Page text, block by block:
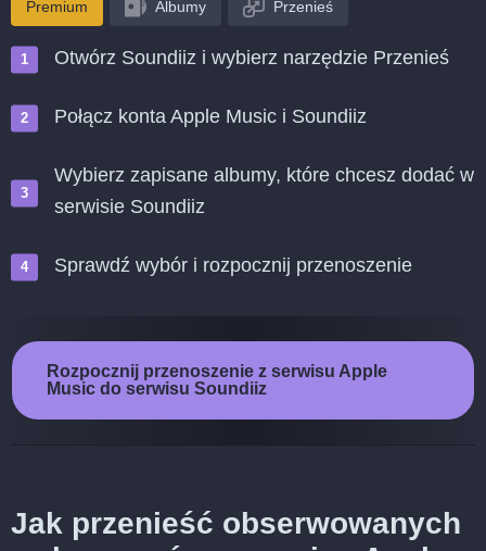
Premium Albumy Przenieś
Otwórz Soundiiz i wybierz narzędzie Przenieś
Połącz konta Apple Music i Soundiiz
Wybierz zapisane albumy, które chcesz dodać w
serwisie Soundiiz
Sprawdź wybór i rozpocznij przenoszenie
Rozpocznij przenoszenie z serwisu Apple
Music do serwisu Soundiiz
Jak przenieść obserwowanych